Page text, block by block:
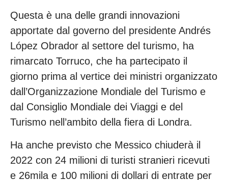
Questa è una delle grandi innovazioni
apportate dal governo del presidente Andrés
López Obrador al settore del turismo, ha
rimarcato Torruco, che ha partecipato il
giorno prima al vertice dei ministri organizzato
dall’Organizzazione Mondiale del Turismo e
dal Consiglio Mondiale dei Viaggi e del
Turismo nell’ambito della fiera di Londra.
Ha anche previsto che Messico chiuderà il
2022 con 24 milioni di turisti stranieri ricevuti
e 26mila e 100 milioni di dollari di entrate per